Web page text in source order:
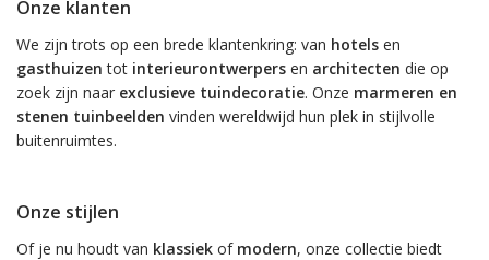
Onze klanten
We zijn trots op een brede klantenkring: van hotels en
gasthuizen tot interieurontwerpers en architecten die op
zoek zijn naar exclusieve tuindecoratie. Onze marmeren en
stenen tuinbeelden vinden wereldwijd hun plek in stijlvolle
buitenruimtes.
Onze stijlen
Of je nu houdt van klassiek ofmodern, onze collectie biedt